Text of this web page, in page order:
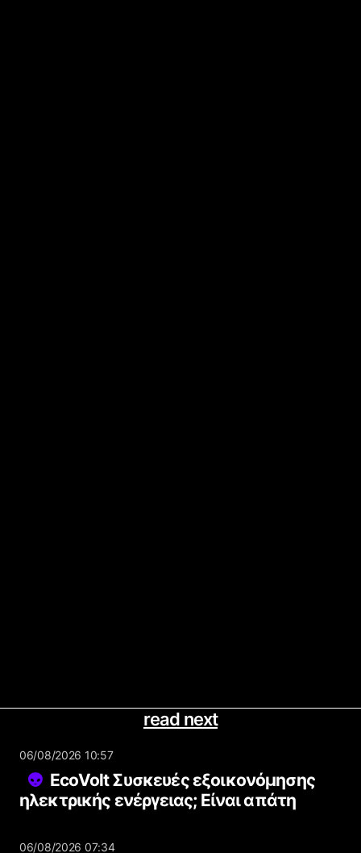
read next
06/08/2026 10:57
EcoVolt Συσκευές εξοικονόμησης
ηλεκτρικής ενέργειας; Είναι απάτη
06/08/2026 07:34